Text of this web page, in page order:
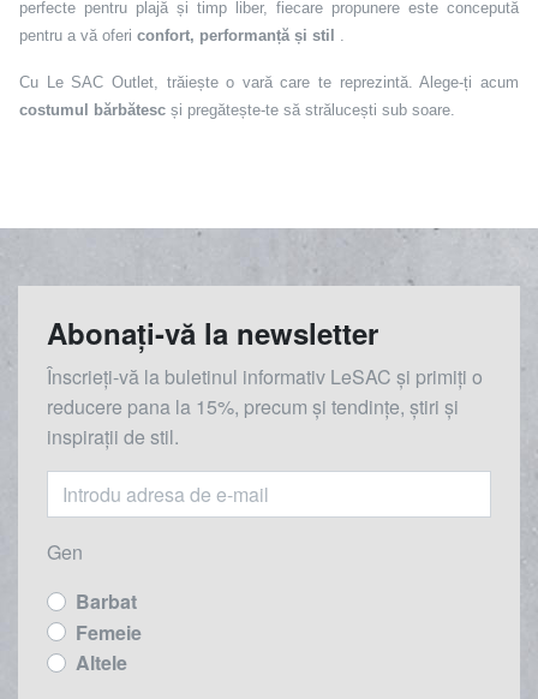
perfecte pentru plajă și timp liber, fiecare propunere este concepută
pentru a vă oferi confort, performanță și stil
Cu Le SAC Outlet, trăiește o vară care te reprezintă. Alege-ți acum
costumul bărbătesc și pregătește-te să strălucești sub soare.
Abonați-vă la newsletter
Înscrieți-vă la buletinul informativ LeSAC și primiți o
reducere pana la 15%, precum și tendințe, știri și
inspirații de stil.
Gen
Barbat
Femeie
Altele